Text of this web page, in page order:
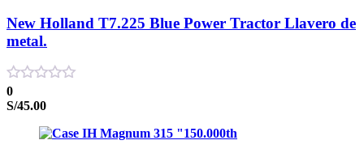
New Holland T7.225 Blue Power Tractor Llavero de
metal.
0
S/45.00